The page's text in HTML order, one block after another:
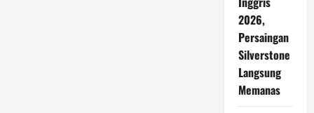
2026,
Persaingan
Silverstone
Langsung
Memanas